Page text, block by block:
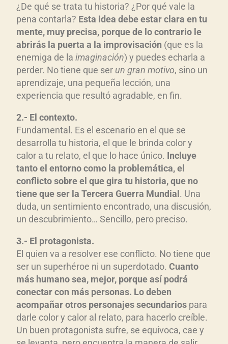
¿De qué se trata tu historia? ¿Por qué vale la
pena contarla? Esta idea debe estar clara en tu
mente, muy precisa, porque de lo contrario le
abrirás la puerta a la improvisación (que es la
enemiga de la imaginación) y puedes echarla a
perder. No tiene que ser un gran motivo, sino un
aprendizaje, una pequeña lección, una
experiencia que resultó agradable, en fin.
2.- El contexto.
Fundamental. Es el escenario en el que se
desarrolla tu historia, el que le brinda color y
calor a tu relato, el que lo hace único. Incluye
tanto el entorno como la problemática, el
conflicto sobre el que gira tu historia, que no
tiene que ser la Tercera Guerra Mundial . Una
duda, un sentimiento encontrado, una discusión,
un descubrimiento… Sencillo, pero preciso.
3.- El protagonista.
El quien va a resolver ese conflicto. No tiene que
ser un superhéroe ni un superdotado. Cuanto
más humano sea, mejor, porque así podrá
conectar con más personas. Lo deben
acompañar otros personajes secundarios para
darle color y calor al relato, para hacerlo creíble.
Un buen protagonista sufre, se equivoca, cae y